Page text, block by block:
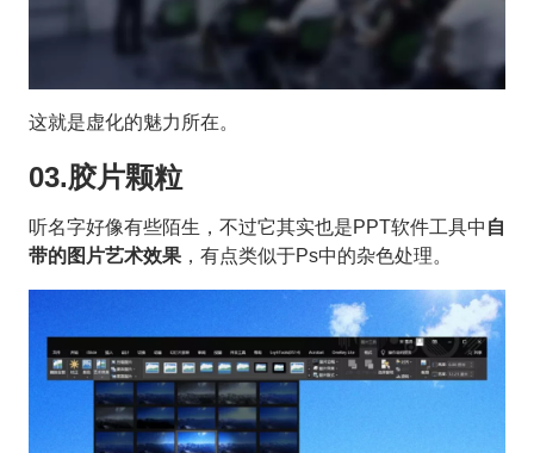
这就是虚化的魅力所在。
03.胶片颗粒
听名字好像有些陌生，不过它其实也是PPT软件工具中 自
带的图片艺术效果 ，有点类似于Ps中的杂色处理。